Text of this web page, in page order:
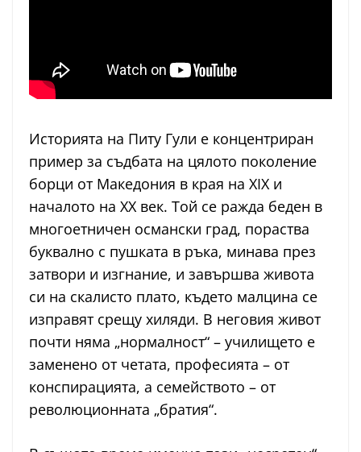
Историята на Питу Гули е концентриран
пример за съдбата на цялото поколение
борци от Македония в края на XIX и
началото на XX век. Той се ражда беден в
многоетничен османски град, пораства
буквално с пушката в ръка, минава през
затвори и изгнание, и завършва живота
си на скалисто плато, където малцина се
изправят срещу хиляди. В неговия живот
почти няма „нормалност“ – училището е
заменено от четата, професията – от
конспирацията, а семейството – от
революционната „братия“.